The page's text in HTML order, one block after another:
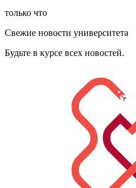
только что
Свежие новости университета
Будьте в курсе всех новостей.